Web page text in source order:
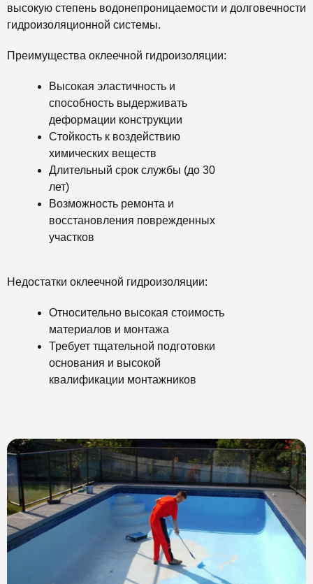
высокую степень водонепроницаемости и долговечности
гидроизоляционной системы.
Преимущества оклеечной гидроизоляции:
Высокая эластичность и
способность выдерживать
деформации конструкции
Стойкость к воздействию
химических веществ
Длительный срок службы (до 30
лет)
Возможность ремонта и
восстановления поврежденных
участков
Недостатки оклеечной гидроизоляции:
Относительно высокая стоимость
материалов и монтажа
Требует тщательной подготовки
основания и высокой
квалификации монтажников